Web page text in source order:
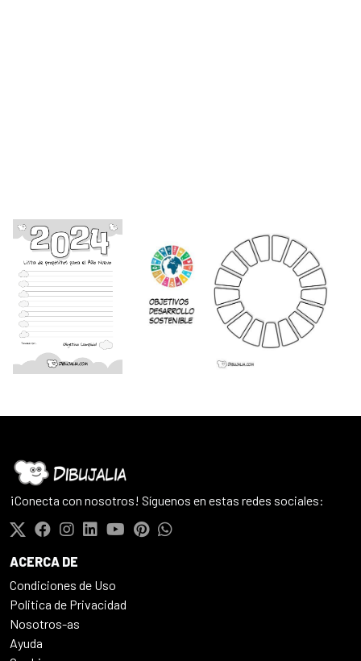
¡Conecta con nosotros! Síguenos en estas redes sociales:
ACERCA DE
Condiciones de Uso
Politica de Privacidad
Nosotros-as
Ayuda